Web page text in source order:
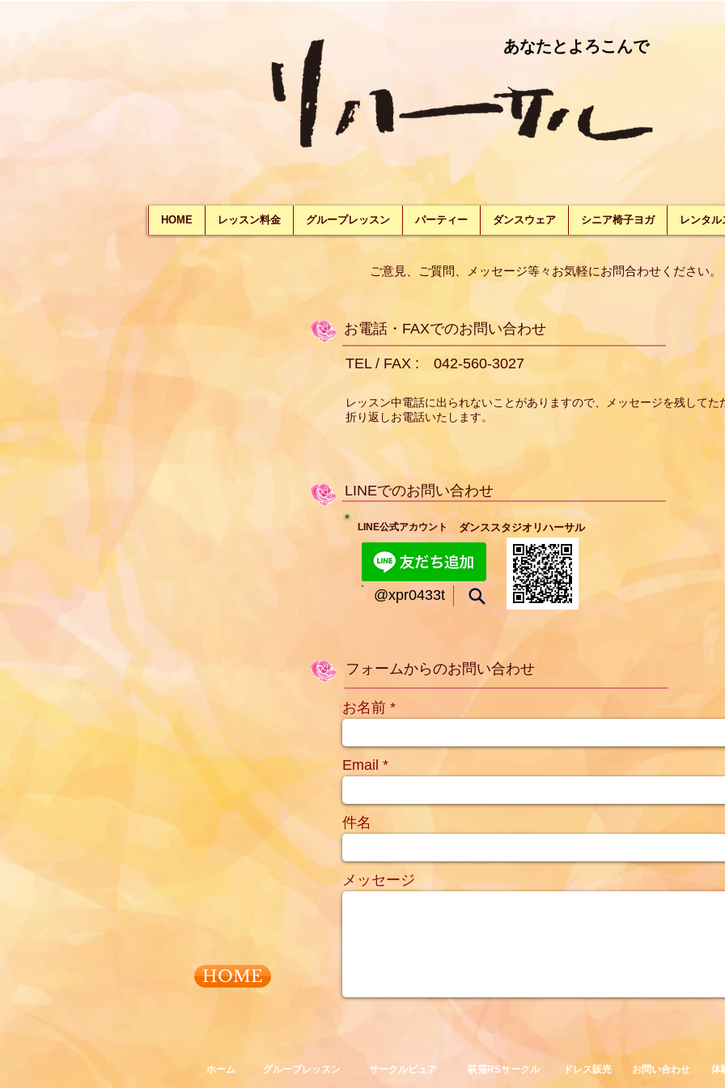
あなたとよろこんで
HOME レッスン料金 グループレッスン パーティー ダンスウェア シニア椅子ヨガ レンタ
ご意見、ご質問、メッセージ等々お気軽にお問合わせください。
お電話・FAXでのお問い合わせ
TEL / FAX : 042-560-3027
レッスン中電話に出られないことがありますので、メッセージを残してた
折り返しお電話いたします。
LINEでのお問い合わせ
​ダンススタジオリハーサル
​LINE公式アカウント
​@xpr0433t
フォームからのお問い合わせ
HOME
お名前
Email
件名
メッセージ
サークルピュア 荻窪RSサークル ドレス販売
グループレッスン お問い合わせ
ホーム 体